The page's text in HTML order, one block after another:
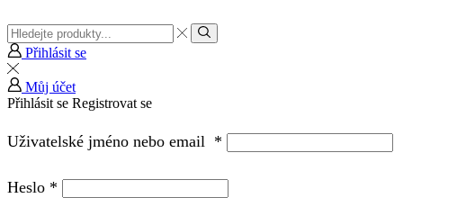
Vstup
pro
vyhledávání
Hledat
Přihlásit se
Můj účet
Přihlásit se Registrovat se
Uživatelské jméno nebo email *
Heslo *